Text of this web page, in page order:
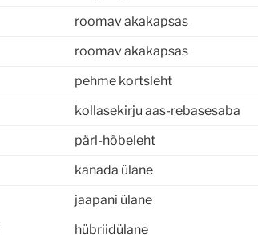
roomav akakapsas
roomav akakapsas
pehme kortsleht
kollasekirju aas-rebasesaba
pärl-hõbeleht
kanada ülane
jaapani ülane
hübriidülane